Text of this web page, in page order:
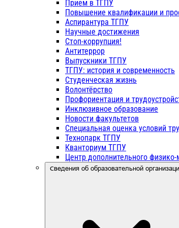
Прием в ТГПУ
Повышение квалификации и
Аспирантура ТГПУ
Научные достижения
Стоп-коррупция!
Антитеррор
Выпускники ТГПУ
ТГПУ: история и современность
Студенческая жизнь
Волонтёрство
Профориентация и
Инклюзивное образование
Новости факультетов
Специальная оценка условий
Технопарк ТГПУ
Кванториум ТГПУ
Центр дополнительного
Сведения об образовательной